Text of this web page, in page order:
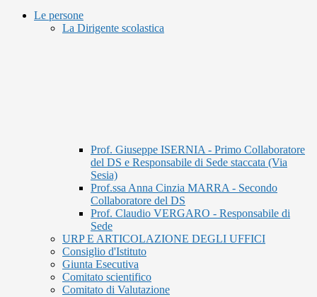
Le persone
La Dirigente scolastica
Prof. Giuseppe ISERNIA - Primo Collaboratore
del DS e Responsabile di Sede staccata (Via
Sesia)
Prof.ssa Anna Cinzia MARRA - Secondo
Collaboratore del DS
Prof. Claudio VERGARO - Responsabile di
Sede
URP E ARTICOLAZIONE DEGLI UFFICI
Consiglio d'Istituto
Giunta Esecutiva
Comitato scientifico
Comitato di Valutazione